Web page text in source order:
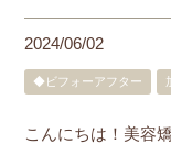
2024/06/02
◆ビフォーアフター
こんにちは！美容